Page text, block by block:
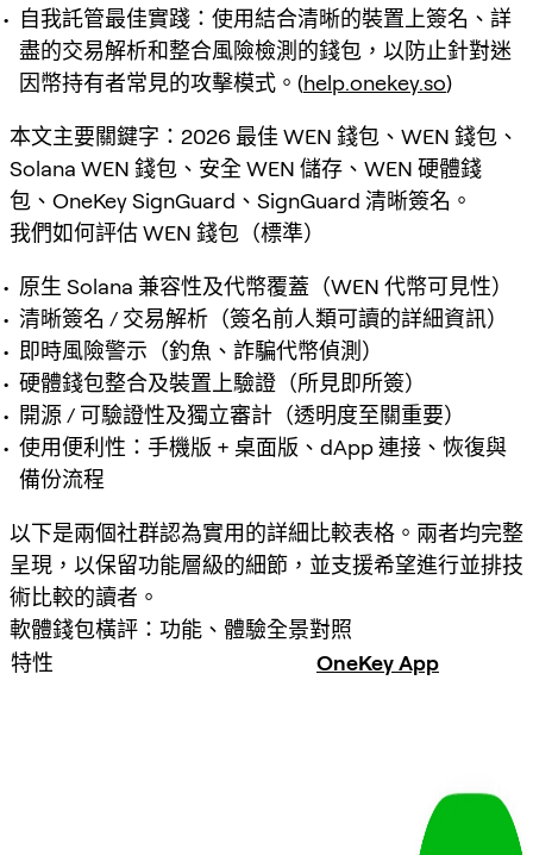
自我託管最佳實踐：使用結合清晰的裝置上簽名、詳
盡的交易解析和整合風險檢測的錢包，以防止針對迷
因幣持有者常見的攻擊模式。(help.onekey.so)
本文主要關鍵字：2026 最佳 WEN 錢包、WEN 錢包、
Solana WEN 錢包、安全 WEN 儲存、WEN 硬體錢
包、OneKey SignGuard、SignGuard 清晰簽名。
我們如何評估 WEN 錢包（標準）
原生 Solana 兼容性及代幣覆蓋（WEN 代幣可見性）
清晰簽名 / 交易解析（簽名前人類可讀的詳細資訊）
即時風險警示（釣魚、詐騙代幣偵測）
硬體錢包整合及裝置上驗證（所見即所簽）
開源 / 可驗證性及獨立審計（透明度至關重要）
使用便利性：手機版 + 桌面版、dApp 連接、恢復與
備份流程
以下是兩個社群認為實用的詳細比較表格。兩者均完整
呈現，以保留功能層級的細節，並支援希望進行並排技
術比較的讀者。
軟體錢包橫評：功能、體驗全景對照
特性
OneKey App